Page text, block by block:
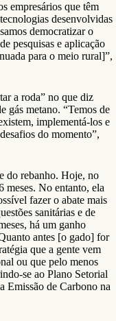
empresários que têm
desenvolvidas
democratizar o
pesquisas e aplicação
para o meio rural]”,
a roda” no que diz
gás metano. “Temos de
implementá-los e
do momento”,
do rebanho. Hoje, no
meses. No entanto, ela
fazer o abate mais
sanitárias e de
há um ganho
antes [o gado] for
que a gente vem
ou que pelo menos
se ao Plano Setorial
Emissão de Carbono na